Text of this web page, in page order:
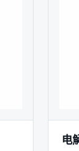
电